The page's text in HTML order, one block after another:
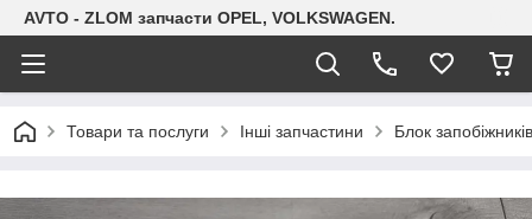
AVTO - ZLOM запчасти OPEL, VOLKSWAGEN.
Товари та послуги Інші запчастини Блок